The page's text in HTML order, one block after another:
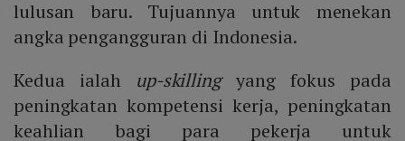
lulusan baru. Tujuannya untuk menekan
angka pengangguran di Indonesia.
Kedua ialah up-skillingyang fokus pada
peningkatan kompetensi kerja, peningkatan
keahlian bagi para pekerja untuk